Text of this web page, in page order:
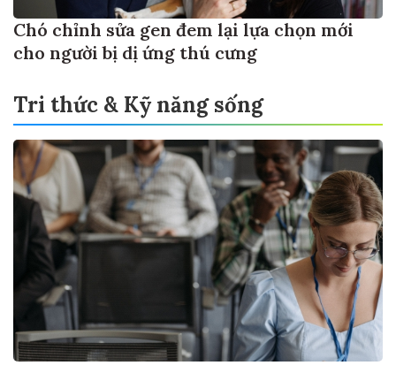
Chó chỉnh sửa gen đem lại lựa chọn mới
cho người bị dị ứng thú cưng
Tri thức & Kỹ năng sống